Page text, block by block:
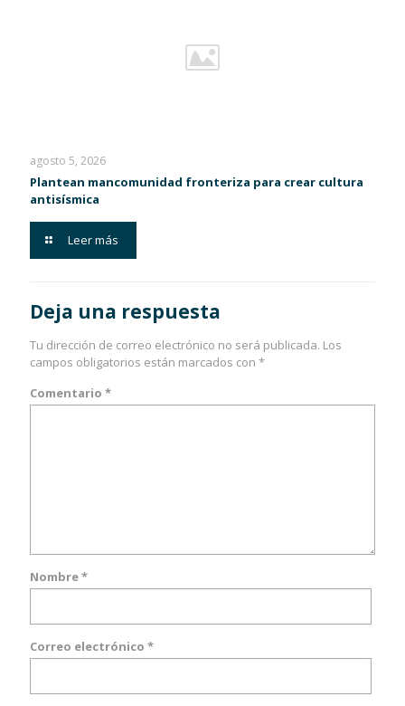
agosto 5, 2026
Plantean mancomunidad fronteriza para crear cultura
antisísmica
Leer más
Deja una respuesta
Tu dirección de correo electrónico no será publicada. Los
campos obligatorios están marcados con *
Comentario *
Nombre*
Correo electrónico *